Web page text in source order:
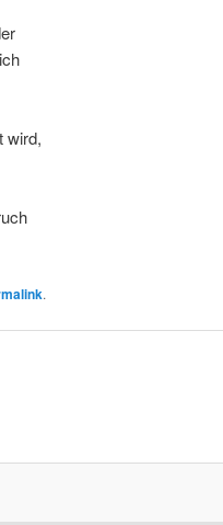
wird,
.